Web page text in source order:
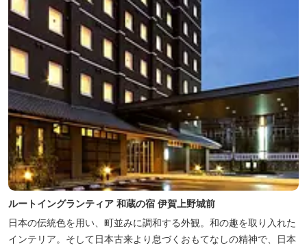
ルートイングランティア 和蔵の宿 伊賀上野城前
日本の伝統色を用い、町並みに調和する外観。和の趣を取り入れた
インテリア。そして日本古来より息づくおもてなしの精神で、日本